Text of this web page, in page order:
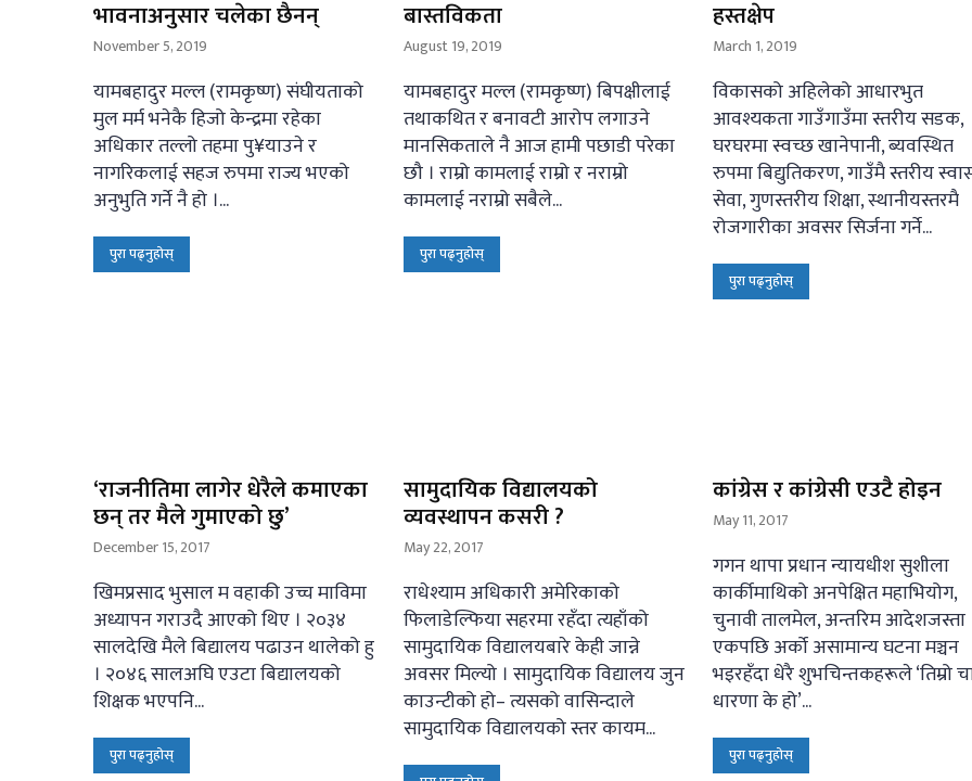
भावनाअनुसार चलेका छैनन्
November 5, 2019
यामबहादुर मल्ल (रामकृष्ण) संघीयताको
मुल मर्म भनेकै हिजो केन्द्रमा रहेका
अधिकार तल्लो तहमा पु¥याउने र
नागरिकलाई सहज रुपमा राज्य भएको
अनुभुति गर्ने नै हो ।...
पुरा पढ्नुहोस्
बास्तविकता
August 19, 2019
यामबहादुर मल्ल (रामकृष्ण) बिपक्षीलाई
तथाकथित र बनावटी आरोप लगाउने
मानसिकताले नै आज हामी पछाडी परेका
छौ । राम्रो कामलाई राम्रो र नराम्रो
कामलाई नराम्रो सबैले...
पुरा पढ्नुहोस्
हस्तक्षेप
March 1, 2019
विकासको अहिलेको आधारभुत
आवश्यकता गाउँगाउँमा स्तरीय सडक,
घरघरमा स्वच्छ खानेपानी, ब्यवस्थित
रुपमा बिद्युतिकरण, गाउँमै स्तरीय
सेवा, गुणस्तरीय शिक्षा, स्थानीयस्तरमै
रोजगारीका अवसर सिर्जना गर्ने...
पुरा पढ्नुहोस्
‘राजनीतिमा लागेर धेरैले कमाएका
छन् तर मैले गुमाएको छु’
December 15, 2017
खिमप्रसाद भुसाल म वहाकी उच्च माविमा
अध्यापन गराउदै आएको थिए । २०३४
सालदेखि मैले बिद्यालय पढाउन थालेको हु
। २०४६ सालअघि एउटा बिद्यालयको
शिक्षक भएपनि...
पुरा पढ्नुहोस्
सामुदायिक विद्यालयको
व्यवस्थापन कसरी ?
May 22, 2017
राधेश्याम अधिकारी अमेरिकाको
फिलाडेल्फिया सहरमा रहँदा त्यहाँको
सामुदायिक विद्यालयबारे केही जान्ने
अवसर मिल्यो । सामुदायिक विद्यालय जुन
काउन्टीको हो– त्यसको वासिन्दाले
सामुदायिक विद्यालयको स्तर कायम...
कांग्रेस र कांग्रेसी एउटै होइन
May 11, 2017
गगन थापा प्रधान न्यायधीश सुशीला
कार्कीमाथिको अनपेक्षित महाभियोग,
चुनावी तालमेल, अन्तरिम आदेशजस्ता
एकपछि अर्को असामान्य घटना मञ्चन
भइरहँदा धेरै शुभचिन्तकहरूले ‘तिम्रो
धारणा के हो’...
पुरा पढ्नुहोस्